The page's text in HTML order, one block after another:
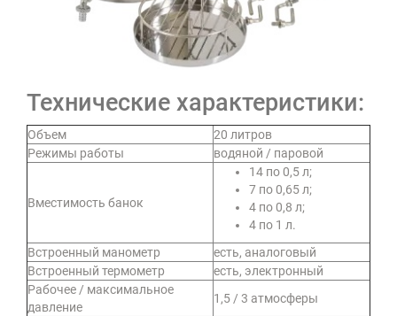
Технические характеристики:
Объем
20 литров
Режимы работы
водяной / паровой
Вместимость банок
14 по 0,5 л;
7 по 0,65 л;
4 по 0,8 л;
4 по 1 л.
Встроенный манометр
есть, аналоговый
Встроенный термометр
есть, электронный
Рабочее / максимальное
давление
1,5 / 3 атмосферы